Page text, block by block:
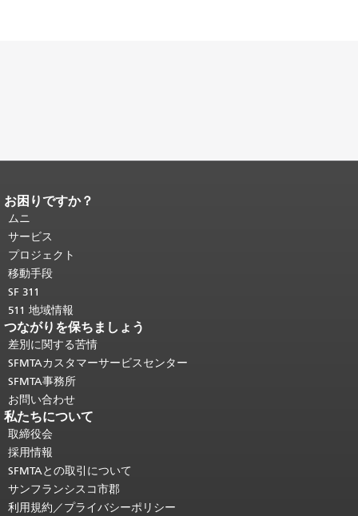
ページコンテンツの終わり。
ジの残りの部分はすべてのページで繰
り返されます。
頭に戻る。
お困りですか？
ムニ
サービス
プロジェクト
移動手段
SF 311
511 地域情報
つながりを保ちましょう
差別に関する苦情
SFMTAカスタマーサービスセンター
SFMTA事務所
お問い合わせ
私たちについて
取締役会
採用情報
SFMTAとの取引について
サンフランシスコ市郡
利用規約／プライバシーポリシー